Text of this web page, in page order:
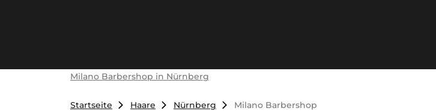
Milano Barbershop in Nürnberg
Startseite Haare Nürnberg Milano Barbershop